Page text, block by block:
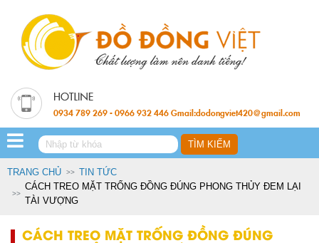
0934 789 269 - 0966 932 446 Gmail:dodongviet420@gmail.com
TRANG CHỦ
TIN TỨC
CÁCH TREO MẶT TRỐNG ĐỒNG ĐÚNG PHONG THỦY ĐEM LẠI
TÀI VƯỢNG
CÁCH TREO MẶT TRỐNG ĐỒNG ĐÚNG